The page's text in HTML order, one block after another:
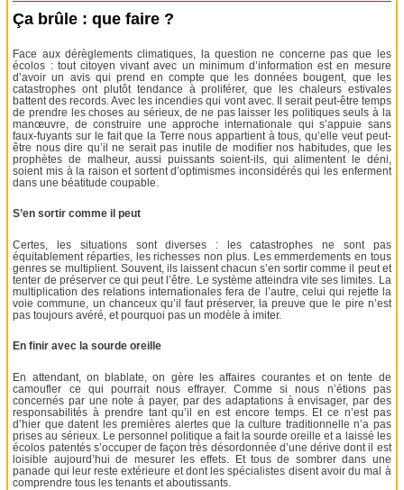
Ça brûle : que faire ?
Face aux dérèglements climatiques, la question ne concerne pas que les
écolos : tout citoyen vivant avec un minimum d’information est en mesure
d’avoir un avis qui prend en compte que les données bougent, que les
catastrophes ont plutôt tendance à proliférer, que les chaleurs estivales
battent des records. Avec les incendies qui vont avec. Il serait peut-être temps
de prendre les choses au sérieux, de ne pas laisser les politiques seuls à la
manœuvre, de construire une approche internationale qui s’appuie sans
faux-fuyants sur le fait que la Terre nous appartient à tous, qu’elle veut peut-
être nous dire qu’il ne serait pas inutile de modifier nos habitudes, que les
prophètes de malheur, aussi puissants soient-ils, qui alimentent le déni,
soient mis à la raison et sortent d’optimismes inconsidérés qui les enferment
dans une béatitude coupable.
S’en sortir comme il peut
Certes, les situations sont diverses : les catastrophes ne sont pas
équitablement réparties, les richesses non plus. Les emmerdements en tous
genres se multiplient. Souvent, ils laissent chacun s’en sortir comme il peut et
tenter de préserver ce qui peut l’être. Le système atteindra vite ses limites. La
multiplication des relations internationales fera de l’autre, celui qui rejette la
voie commune, un chanceux qu’il faut préserver, la preuve que le pire n’est
pas toujours avéré, et pourquoi pas un modèle à imiter.
En finir avec la sourde oreille
En attendant, on blablate, on gère les affaires courantes et on tente de
camoufler ce qui pourrait nous effrayer. Comme si nous n’étions pas
concernés par une note à payer, par des adaptations à envisager, par des
responsabilités à prendre tant qu’il en est encore temps. Et ce n’est pas
d’hier que datent les premières alertes que la culture traditionnelle n’a pas
prises au sérieux. Le personnel politique a fait la sourde oreille et a laissé les
écolos patentés s’occuper de façon très désordonnée d’une dérive dont il est
loisible aujourd’hui de mesurer les effets. Et tous de sombrer dans une
panade qui leur reste extérieure et dont les spécialistes disent avoir du mal à
comprendre tous les tenants et aboutissants.